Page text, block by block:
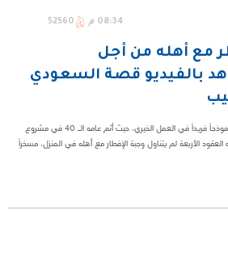
08:34 م 52560
مع أهله من أجل
بالفيديو قصة السعودي
جسد المواطن عبد العزيز الكليب نموذجاً فريداً في العمل الخيري، حيث أتم عامه الـ 40 في مشروع
الأربعة لم يتناول وجبة الإفطار مع أهله في المنزل، مسخراً